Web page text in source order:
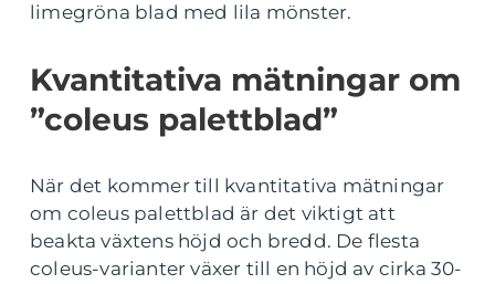
limegröna blad med lila mönster.
Kvantitativa mätningar om
”coleus palettblad”
När det kommer till kvantitativa mätningar
om coleus palettblad är det viktigt att
beakta växtens höjd och bredd. De flesta
coleus-varianter växer till en höjd av cirka 30-